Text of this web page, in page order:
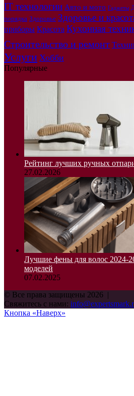
IT технологии Авто и мото Гаджеты
порядка Здоровье Здоровье и
приборы Красота Кухонная
Строительство и ремонт
Услуги Хобби
Популярные
Рейтинг лучших ручных
27.02.2026
Лучшие фены для волос 2024-
моделей
07.02.2025
© Все права защищены 2026 |
Свяжитесь с нами:
Кнопка «Наверх»